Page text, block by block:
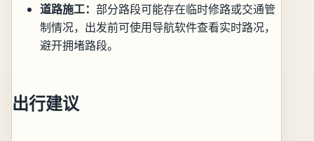
道路施工： 部分路段可能存在临时修路或交通管
制情况，出发前可使用导航软件查看实时路况，
避开拥堵路段。
出行建议